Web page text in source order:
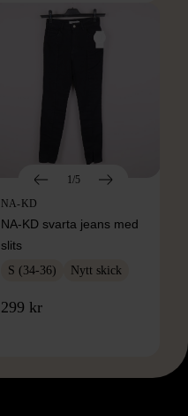
1/5
NA-KD
NA-KD svarta jeans med
slits
S (34-36) Nytt skick
299 kr